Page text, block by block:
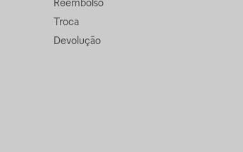
Reembolso
Troca
Devolução